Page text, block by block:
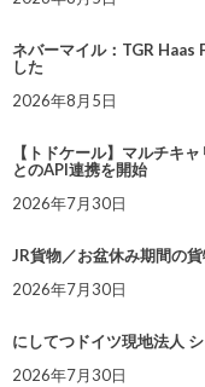
ネバーマイル：TGR Haas
した
2026年8月5日
【トドケール】マルチキ
とのAPI連携を開始
2026年7月30日
JR貨物／お盆休み期間の
2026年7月30日
にしてつドイツ現地法人
2026年7月30日